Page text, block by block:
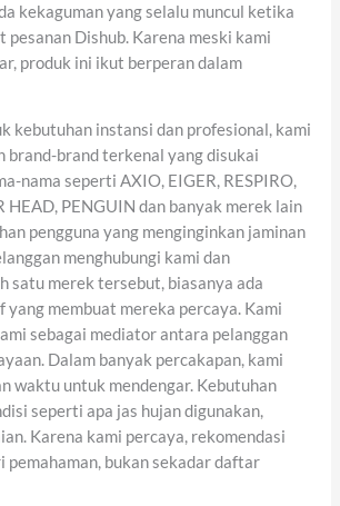
kekaguman yang selalu muncul ketika
pesanan Dishub. Karena meski kami
produk ini ikut berperan dalam
kebutuhan instansi dan profesional, kami
brand-brand terkenal yang disukai
nama seperti AXIO, EIGER, RESPIRO,
HEAD, PENGUIN dan banyak merek lain
pengguna yang menginginkan jaminan
menghubungi kami dan
satu merek tersebut, biasanya ada
yang membuat mereka percaya. Kami
sebagai mediator antara pelanggan
Dalam banyak percakapan, kami
waktu untuk mendengar. Kebutuhan
seperti apa jas hujan digunakan,
Karena kami percaya, rekomendasi
pemahaman, bukan sekadar daftar